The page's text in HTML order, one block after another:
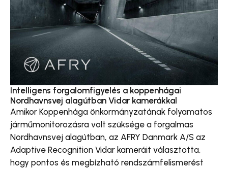
Intelligens forgalomfigyelés a koppenhágai
Nordhavnsvej alagútban Vidar kamerákkal
Amikor Koppenhága önkormányzatának folyamatos
járműmonitorozásra volt szüksége a forgalmas
Nordhavnsvej alagútban, az AFRY Danmark A/S az
Adaptive Recognition Vidar kameráit választotta,
hogy pontos és megbízható rendszámfelismerést